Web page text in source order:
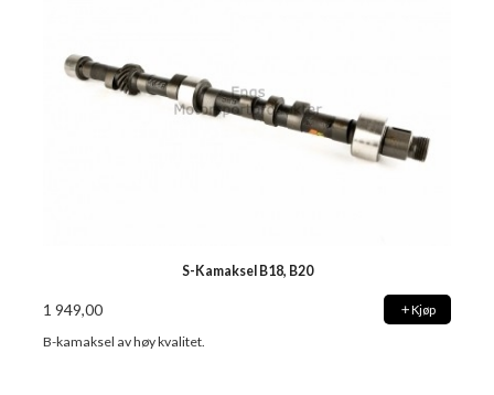
S-Kamaksel B18, B20
1 949,00 Kjøp
B-kamaksel av høy kvalitet.